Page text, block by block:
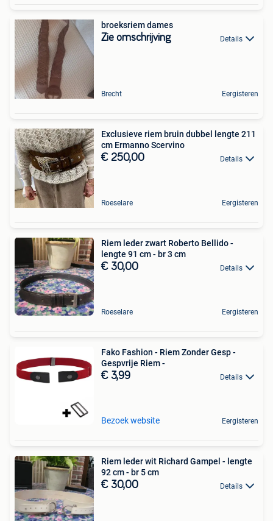
broeksriem dames
Zie omschrijving Details
Brecht Eergisteren
Exclusieve riem bruin dubbel lengte 211
cm Ermanno Scervino
€ 250,00 Details
Roeselare Eergisteren
Riem leder zwart Roberto Bellido -
lengte 91 cm - br 3 cm
€ 30,00 Details
Roeselare Eergisteren
Fako Fashion - Riem Zonder Gesp -
Gespvrije Riem -
€ 3,99 Details
Bezoek website Eergisteren
Riem leder wit Richard Gampel - lengte
92 cm - br 5 cm
€ 30,00 Details